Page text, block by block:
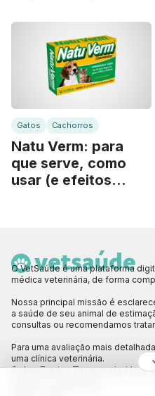
Gatos Cachorros
Natu Verm: para
que serve, como
usar (e efeitos
O VetSaúde é uma plataforma
médica veterinária, de forma
Nossa principal missão é
a saúde de seu animal de
consultas ou recomendamos
Para uma avaliação mais
uma clínica veterinária.
SobreEquipeTermos de Uso